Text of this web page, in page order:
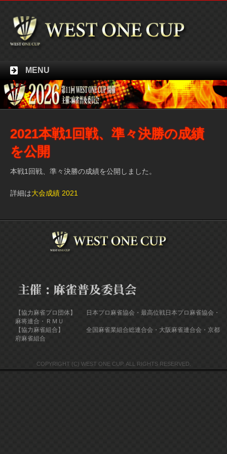
MENU
2021本戦1回戦、準々決勝の成績
を公開
本戦1回戦、準々決勝の成績を公開しました。
詳細は大会成績 2021
【協力麻雀プロ団体】
日本プロ麻雀協会・最高位戦日本プロ麻雀協会・
麻将連合・ＲＭＵ
【協力麻雀組合】
全国麻雀業組合総連合会・大阪麻雀連合会・京都
府麻雀組合
COPYRIGHT (C) WEST ONE CUP. ALL RIGHTS RESERVED.